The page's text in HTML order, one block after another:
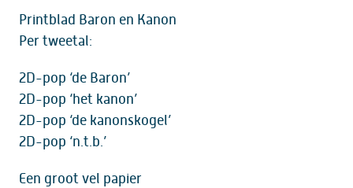
Printblad Baron en Kanon
Per tweetal:
2D-pop ‘de Baron’
2D-pop ‘het kanon’
2D-pop ‘de kanonskogel’
2D-pop ‘n.t.b.’
Een groot vel papier